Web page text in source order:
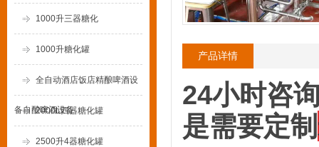
1000升三器糖化
1000升糖化罐
全自动酒店饭店精酿啤酒设
备自酿啤酒设备
2000L四器糖化罐
2500升4器糖化罐
产品详情
24小时咨
是需要定制